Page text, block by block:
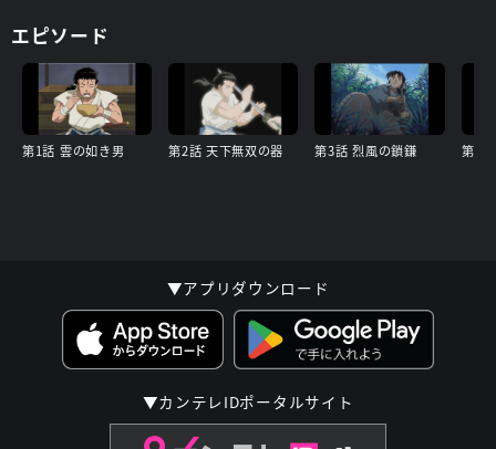
エピソード
第1話 雲の如き男 第2話 天下無双の器 第3話 烈風の鎖鎌 第5
▼アプリダウンロード
▼カンテレIDポータルサイト